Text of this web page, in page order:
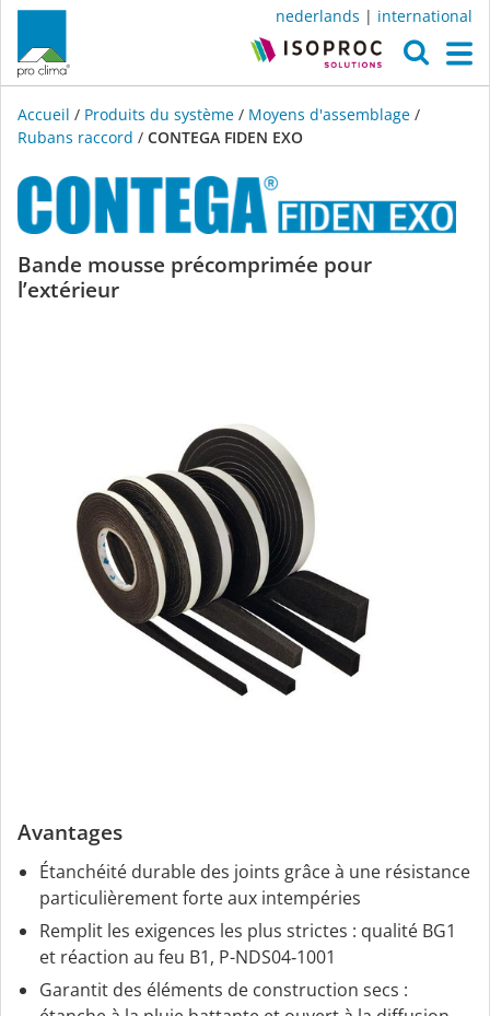
nederlands | international
Accueil / Produits du système / Moyens d'assemblage /
Rubans raccord / CONTEGA FIDEN EXO
CONTEGA
Bande mousse précomprimée pour
l’extérieur
Avantages
Étanchéité durable des joints grâce à une résistance
particulièrement forte aux intempéries
Remplit les exigences les plus strictes : qualité BG1
et réaction au feu B1, P-NDS04‑1001
Garantit des éléments de construction secs :